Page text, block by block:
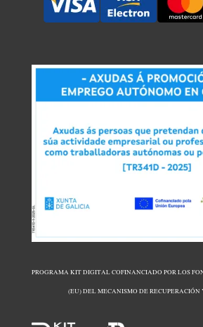
PROGRAMA KIT DIGITAL COFINANCIADO POR LOS
(EU) DEL MECANISMO DE RECUPERACIÓN